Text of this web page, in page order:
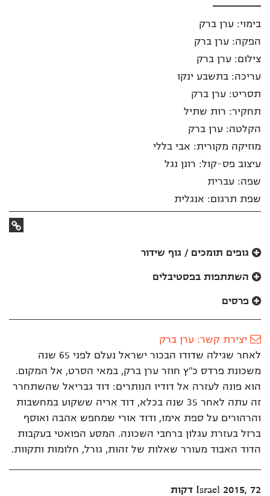
בימוי: ערן ברק
הפקה: ערן ברק
צילום: ערן ברק
עריכה: בתשבע ינקו
תסריט: ערן ברק
תחקיר: רות שתיל
הקלטה: ערן ברק
מוזיקה מקורית: אבי בללי
עיצוב פס-קול: רונן נגל
שפה: עברית
שפת תרגום: אנגלית
קישור
גופים תומכים / גוף שידור
השתתפות בפסטיבלים
פרסים
יצירת קשר: ערן ברק
לאחר שגילה שדודו הבכור ישראל נעלם לפני 65 שנה
משכונת פרדס כ”ץ חוזר ערן ברק, במאי הסרט, אל המקום.
הוא פונה לעזרה אל דודיו הנותרים: דוד גבריאל שהשתחרר
זה עתה לאחר 35 שנה בכלא, דוד אריה ששקוע במחשבות
והרהורים על ספת אימו, ודוד אורי שמחפש אהבה ואוסף
ברזל בעזרת עגלון ברחבי השכונה. המסע הפואטי בעקבות
הדוד האבוד מעורר שאלות של זהות, גורל, חלומות ותקוות.
Israel 2015, 72 דקות